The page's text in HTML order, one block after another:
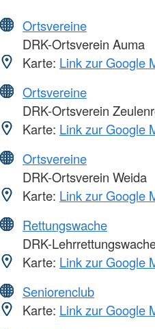
Ortsvereine
DRK-Ortsverein Auma
Karte: Link zur Google
Ortsvereine
DRK-Ortsverein
Karte: Link zur Google
Ortsvereine
DRK-Ortsverein Weida
Karte: Link zur Google
Rettungswache
DRK-
Karte: Link zur Google
Seniorenclub
Karte: Link zur Google